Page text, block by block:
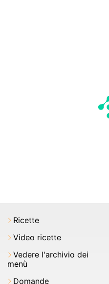
Ricette
Video ricette
Vedere l'archivio dei
menù
Domande